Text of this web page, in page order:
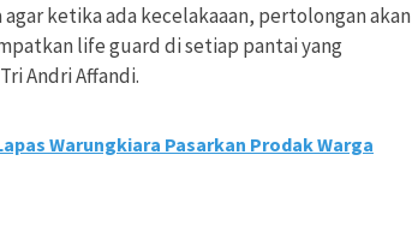
ketika ada kecelakaaan, pertolongan akan
life guard di setiap pantai yang
Andri Affandi.
Warungkiara Pasarkan Prodak Warga